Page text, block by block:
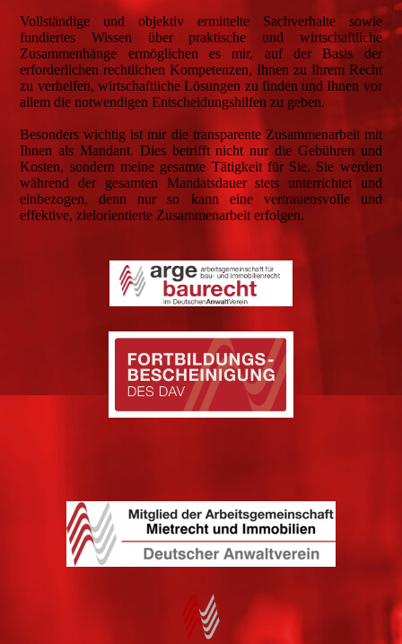
Vollständige und objektiv ermittelte Sachverhalte sowie
fundiertes Wissen über praktische und wirtschaftliche
Zusammenhänge ermöglichen es mir, auf der Basis der
erforderlichen rechtlichen Kompetenzen, Ihnen zu Ihrem Recht
zu verhelfen, wirtschaftliche Lösungen zu finden und Ihnen vor
allem die notwendigen Entscheidungshilfen zu geben.
Besonders wichtig ist mir die transparente Zusammenarbeit mit
Ihnen als Mandant. Dies betrifft nicht nur die Gebühren und
Kosten, sondern meine gesamte Tätigkeit für Sie. Sie werden
während der gesamten Mandatsdauer stets unterrichtet und
einbezogen, denn nur so kann eine vertrauensvolle und
effektive, zielorientierte Zusammenarbeit erfolgen.